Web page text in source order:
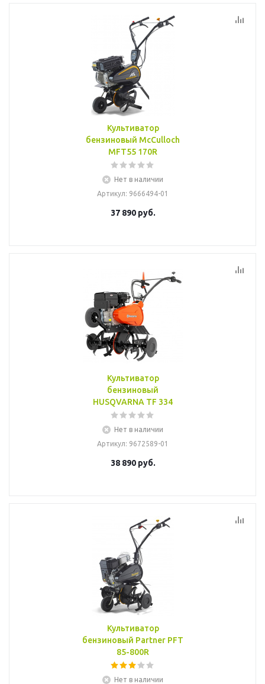
Культиватор
бензиновый McCulloch
MFT55 170R
Нет в наличии
Артикул: 9666494-01
37 890руб.
Культиватор
бензиновый
HUSQVARNA TF 334
Нет в наличии
Артикул: 9672589-01
38 890руб.
Культиватор
бензиновый Partner PFT
85-800R
Нет в наличии